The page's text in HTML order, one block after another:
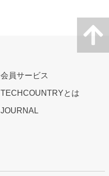
会員サービス
TECHCOUNTRYとは
JOURNAL